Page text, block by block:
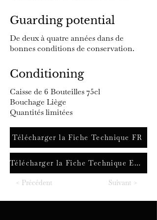
Guarding potential
De deux à quatre années dans de
bonnes conditions de conservation.
Conditioning
Caisse de 6 Bouteilles 75cl
Bouchage Liège
Quantités limitées
Télécharger la Fiche Technique FR
Télécharger la Fiche Technique ENG
< Précédent Suivant >